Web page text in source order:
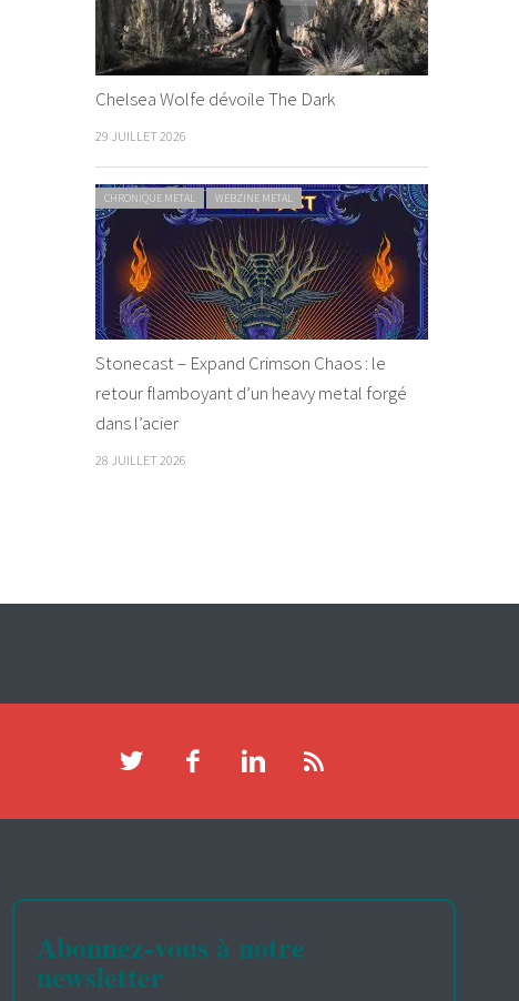
Chelsea Wolfe dévoile The Dark
29 JUILLET 2026
CHRONIQUE METAL WEBZINE METAL
Stonecast – Expand Crimson Chaos : le
retour flamboyant d’un heavy metal forgé
dans l’acier
28 JUILLET 2026
Abonnez-vous à notre
newsletter